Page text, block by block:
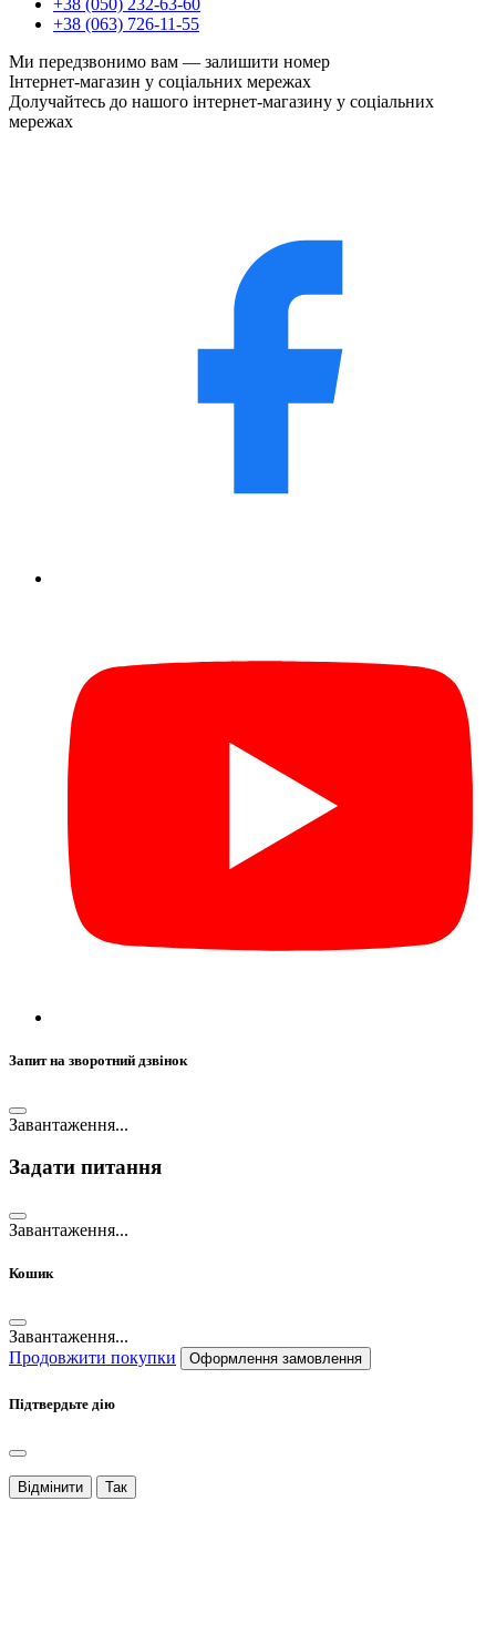
+38 (050) 232-63-60
+38 (063) 726-11-55
Ми передзвонимо вам — залишити номер
Інтернет-магазин у соціальних мережах
Долучайтесь до нашого інтернет-магазину у соціальних
мережах
Запит на зворотний дзвінок
Завантаження...
Задати питання
Завантаження...
Кошик
Завантаження...
Продовжити покупки
Оформлення замовлення
Підтвердьте дію
Відмінити Так